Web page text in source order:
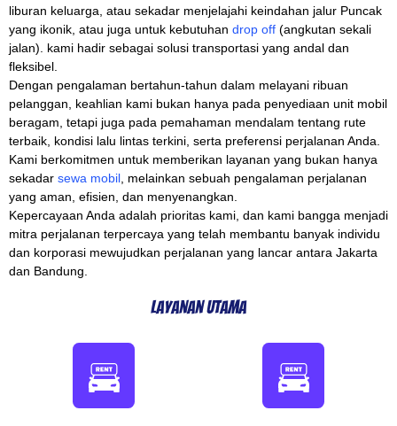
liburan keluarga, atau sekadar menjelajahi keindahan jalur Puncak
yang ikonik, atau juga untuk kebutuhan drop off (angkutan sekali
jalan). kami hadir sebagai solusi transportasi yang andal dan
fleksibel.
Dengan pengalaman bertahun-tahun dalam melayani ribuan
pelanggan, keahlian kami bukan hanya pada penyediaan unit mobil
beragam, tetapi juga pada pemahaman mendalam tentang rute
terbaik, kondisi lalu lintas terkini, serta preferensi perjalanan Anda.
Kami berkomitmen untuk memberikan layanan yang bukan hanya
sekadar sewa mobil , melainkan sebuah pengalaman perjalanan
yang aman, efisien, dan menyenangkan.
Kepercayaan Anda adalah prioritas kami, dan kami bangga menjadi
mitra perjalanan terpercaya yang telah membantu banyak individu
dan korporasi mewujudkan perjalanan yang lancar antara Jakarta
dan Bandung.
Layanan Utama